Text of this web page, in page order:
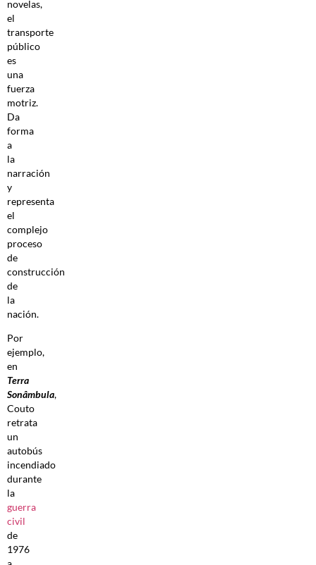
novelas,
el
transporte
público
es
una
fuerza
motriz.
Da
forma
a
la
narración
y
representa
el
complejo
proceso
de
construcción
de
la
nación.
Por
ejemplo,
en
Terra
Sonâmbula,
Couto
retrata
un
autobús
incendiado
durante
la
guerra
civil
de
1976